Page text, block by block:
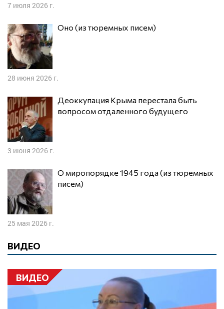
7 июля 2026 г.
Оно (из тюремных писем)
28 июня 2026 г.
Деоккупация Крыма перестала быть
вопросом отдаленного будущего
3 июня 2026 г.
О миропорядке 1945 года (из тюремных
писем)
25 мая 2026 г.
ВИДЕО
ВИДЕО